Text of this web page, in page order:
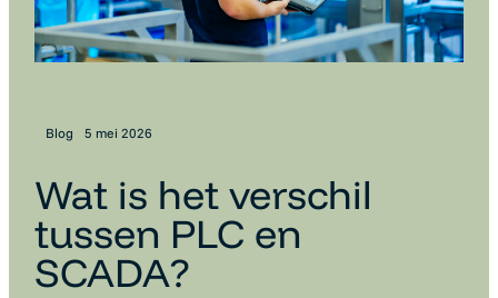
Blog 5 mei 2026
Wat is het verschil
tussen PLC en
SCADA?